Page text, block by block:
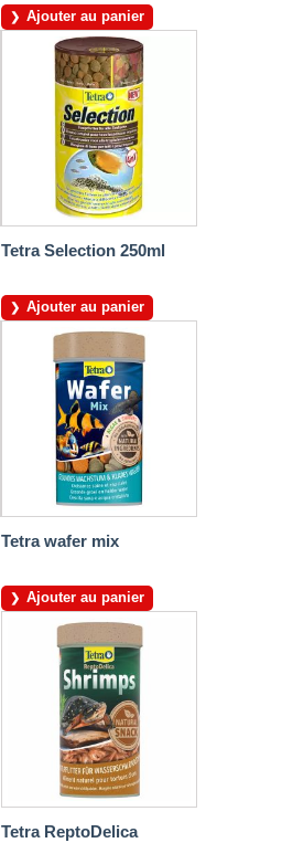
Ajouter au panier
Tetra Selection 250ml
Ajouter au panier
Tetra wafer mix
Ajouter au panier
Tetra ReptoDelica